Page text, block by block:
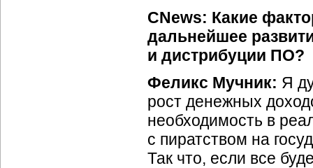
CNews: Какие
дальнейшее
и дистрибуции ПО?
Феликс Мучник: Я
рост денежных
необходимость в
с пиратством на
Так что, если все